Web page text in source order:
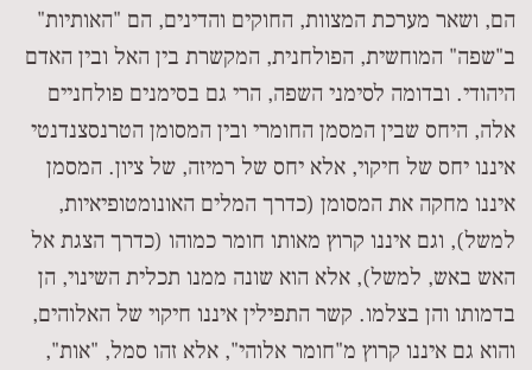
הם, ושאר מערכת המצוות, החוקים והדינים, הם "האותיות"
ב"שפה" המוחשית, הפולחנית, המקשרת בין האל ובין האדם
היהודי. ובדומה לסימני השפה, הרי גם בסימנים פולחניים
אלה, היחס שבין המסמן החומרי ובין המסומן הטרנסצנדנטי
איננו יחס של חיקוי, אלא יחס של רמיזה, של ציון. המסמן
איננו מחקה את המסומן (כדרך המלים האונומטופיאיות,
למשל), וגם איננו קרוץ מאותו חומר כמוהו (כדרך הצגת אל
האש באש, למשל), אלא הוא שונה ממנו תכלית השינוי, הן
בדמותו והן בצלמו. קשר התפילין איננו חיקוי של האלוהים,
והוא גם איננו קרוץ מ"חומר אלוהי", אלא זהו סמל, "אות",